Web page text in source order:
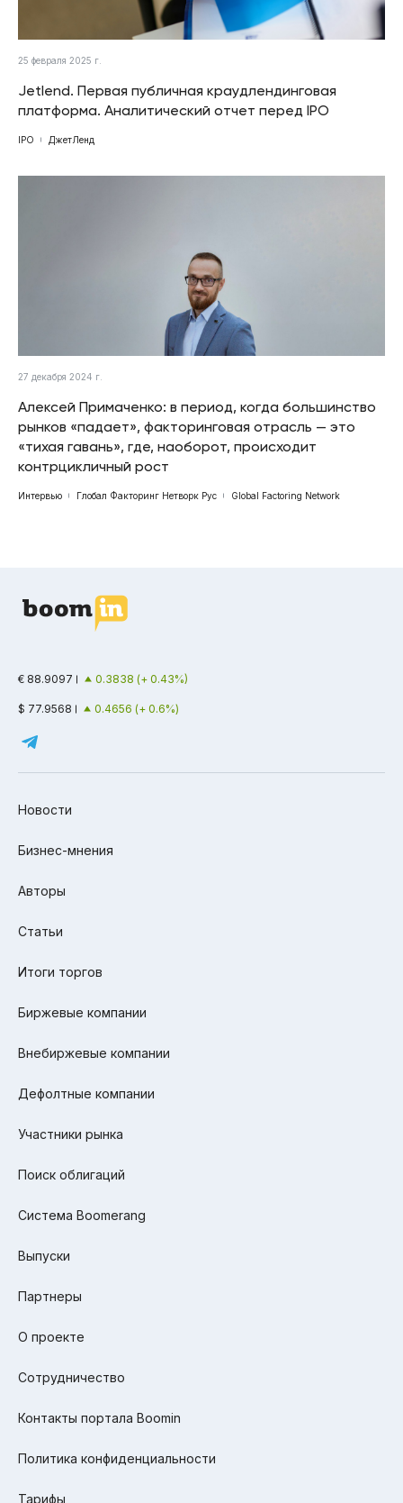
25 февраля 2025 г.
Jetlend. Первая публичная краудлендинговая
платформа. Аналитический отчет перед IPO
IPO ДжетЛенд
27 декабря 2024 г.
Алексей Примаченко: в период, когда большинство
рынков «падает», факторинговая отрасль — это
«тихая гавань», где, наоборот, происходит
контрцикличный рост
Интервью Глобал Факторинг Нетворк Рус Global Factoring Network
€ 88.9097 0.3838 (+ 0.43%)
$ 77.9568 0.4656 (+ 0.6%)
Новости
Бизнес-мнения
Авторы
Статьи
Итоги торгов
Биржевые компании
Внебиржевые компании
Дефолтные компании
Участники рынка
Поиск облигаций
Система Boomerang
Выпуски
Партнеры
О проекте
Сотрудничество
Контакты портала Boomin
Политика конфиденциальности
Тарифы